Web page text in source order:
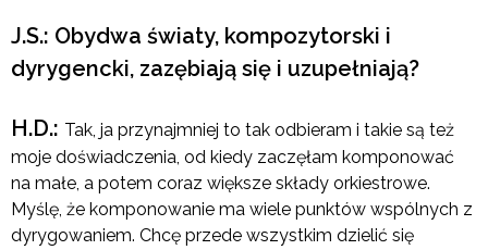
J.S.: Obydwa światy, kompozytorski i
dyrygencki, zazębiają się i uzupełniają?
H.D.: Tak, ja przynajmniej to tak odbieram i takie są też
moje doświadczenia, od kiedy zaczęłam komponować
na małe, a potem coraz większe składy orkiestrowe.
Myślę, że komponowanie ma wiele punktów wspólnych z
dyrygowaniem. Chcę przede wszystkim dzielić się